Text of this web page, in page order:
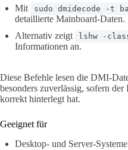
Mit sudo dmidecode -t
detaillierte Mainboard-Daten.
Alternativ zeigt
lshw -
Informationen an.
Diese Befehle lesen die DMI-
besonders zuverlässig, sofern
korrekt hinterlegt hat.
Geeignet für
Desktop- und Server-Systeme